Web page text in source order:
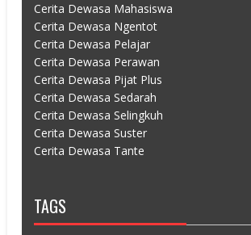
Cerita Dewasa Mahasiswa
Cerita Dewasa Ngentot
Cerita Dewasa Pelajar
Cerita Dewasa Perawan
Cerita Dewasa Pijat Plus
Cerita Dewasa Sedarah
Cerita Dewasa Selingkuh
Cerita Dewasa Suster
Cerita Dewasa Tante
TAGS